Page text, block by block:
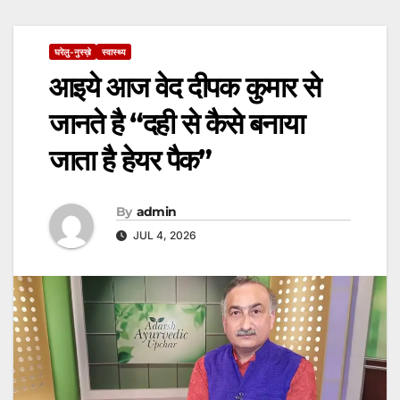
घरेलु-नुस्ख़े स्वास्थ्य
आइये आज वेद दीपक कुमार से
जानते है “दही से कैसे बनाया
जाता है हेयर पैक”
By admin
JUL 4, 2026